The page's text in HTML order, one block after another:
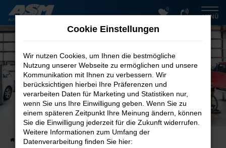
Zum
Hauptinhalt
springen
0
MENÜ
KUNDENMEINUNGEN
Das sagen Kunden über uns
Startseite Kundenmeinungen
Cookie Einstellungen
Wir nutzen Cookies, um Ihnen die bestmögliche
Nutzung unserer Webseite zu ermöglichen und unsere
Kommunikation mit Ihnen zu verbessern. Wir
berücksichtigen hierbei Ihre Präferenzen und
verarbeiten Daten für Marketing und Statistiken nur,
wenn Sie uns Ihre Einwilligung geben. Wenn Sie zu
einem späteren Zeitpunkt Ihre Meinung ändern, können
Sie die Einwilligung jederzeit für die Zukunft widerrufen.
Weitere Informationen zum Umfang der
Datenverarbeitung finden Sie hier: